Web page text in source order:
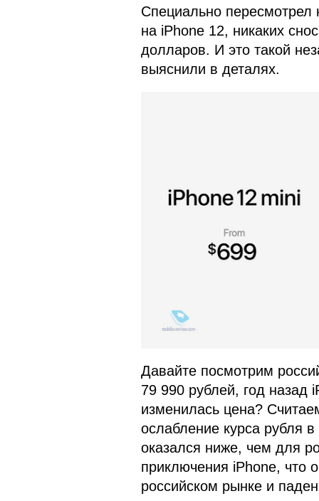
Специально пересмотрел
на iPhone 12, никаких
долларов. И это такой
выяснили в деталях.
Давайте посмотрим
79 990 рублей, год назад
изменилась цена?
ослабление курса рубля
оказался ниже, чем для
приключения iPhone, что
российском рынке и